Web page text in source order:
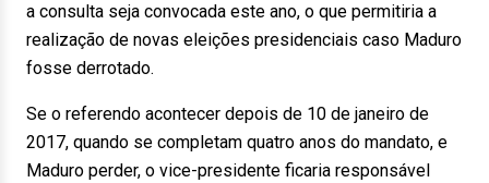
a consulta seja convocada este ano, o que permitiria a
realização de novas eleições presidenciais caso Maduro
fosse derrotado.
Se o referendo acontecer depois de 10 de janeiro de
2017, quando se completam quatro anos do mandato, e
Maduro perder, o vice-presidente ficaria responsável